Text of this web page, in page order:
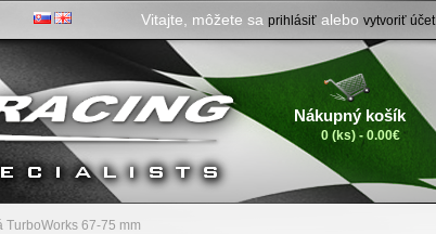
Vitajte, môžete sa prihlásiť alebo vytvoriť účet
Nákupný košík
0 (ks) - 0.00€
TurboWorks 67-75 mm